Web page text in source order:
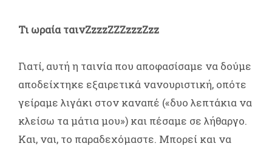
Τι ωραία ταινΖzzzZZZzzzZzz
Γιατί, αυτή η ταινία που αποφασίσαμε να δούμε
αποδείχτηκε εξαιρετικά νανουριστική, οπότε
γείραμε λιγάκι στον καναπέ («δυο λεπτάκια να
κλείσω τα μάτια μου») και πέσαμε σε λήθαργο.
Και, ναι, το παραδεχόμαστε. Μπορεί και να